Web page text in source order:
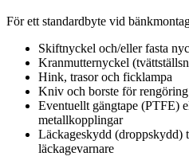
För ett standardbyte vid
Skiftnyckel och/eller fasta
Kranmutternyckel
Hink, trasor och ficklampa
Kniv och borste för
Eventuellt gängtape (PTFE)
metallkopplingar
Läckageskydd (droppskydd)
läckagevarnare